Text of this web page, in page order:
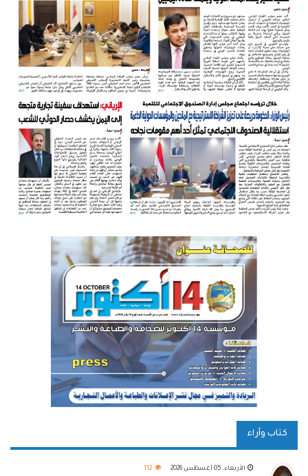
كتاب وآراء
الأربعاء, 05 أغسطس 2026 112